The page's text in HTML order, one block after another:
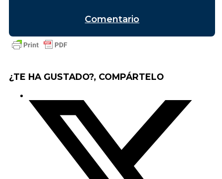
Comentario
¿TE HA GUSTADO?, COMPÁRTELO